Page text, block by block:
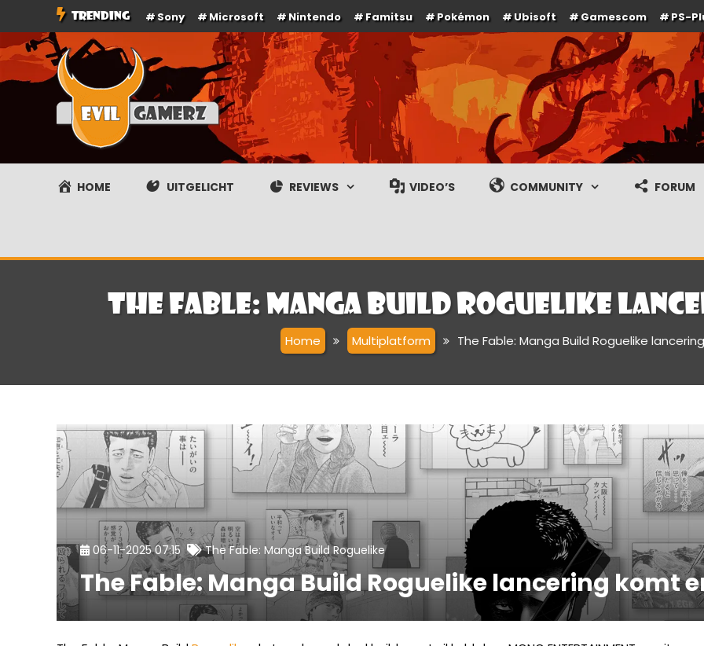
naar
de
TRENDING Sony Microsoft Nintendo Famitsu Pokémon Ubisoft Gamescom PS-
Evilgamerz
Het meest interessante game nieuws, reviews, coverage en gameplay streams
HOME UITGELICHT REVIEWS VIDEO’S COMMUNITY FORUM
The Fable: Manga Build Roguelike
Home Multiplatform The Fable: Manga Build Roguelike
06-11-2025 07:15 The Fable: Manga Build Roguelike
The Fable: Manga Build Roguelike lancering komt